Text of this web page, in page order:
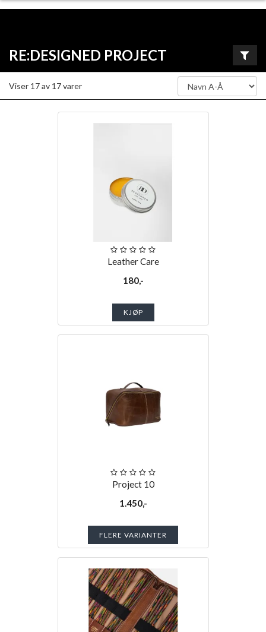
RE:DESIGNED PROJECT
Viser 17av 17varer
Leather Care
180,-
KJØP
Project 10
1.450,-
FLERE VARIANTER